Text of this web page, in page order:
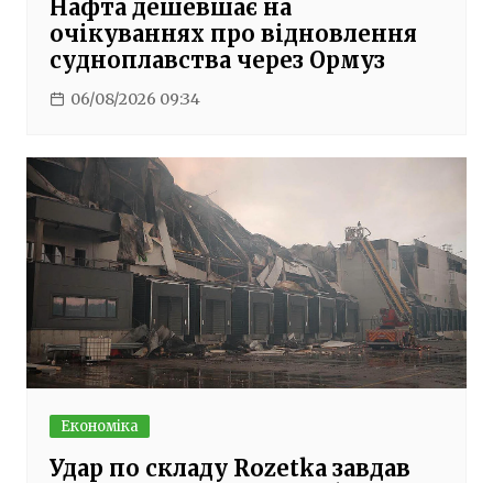
Нафта дешевшає на
очікуваннях про відновлення
судноплавства через Ормуз
06/08/2026 09:34
Економіка
Удар по складу Rozetka завдав